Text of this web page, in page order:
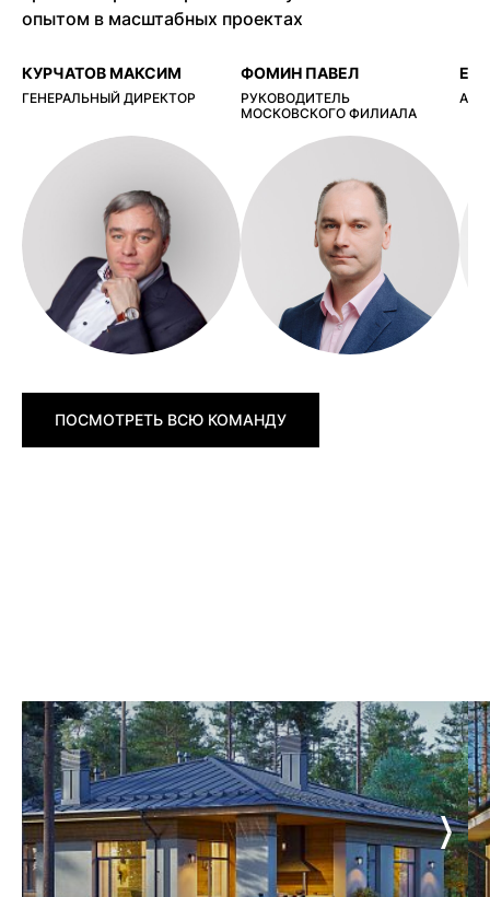
опытом в масштабных проектах
КУРЧАТОВ МАКСИМ
ГЕНЕРАЛЬНЫЙ ДИРЕКТОР
ФОМИН ПАВЕЛ
РУКОВОДИТЕЛЬ
МОСКОВСКОГО ФИЛИАЛА
ПОСМОТРЕТЬ ВСЮ КОМАНДУ